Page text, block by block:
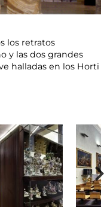
los retratos
y las dos grandes
halladas en los Horti